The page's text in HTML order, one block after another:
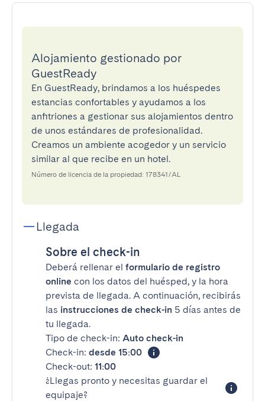
Alojamiento gestionado por
GuestReady
En GuestReady, brindamos a los huéspedes
estancias confortables y ayudamos a los
anfitriones a gestionar sus alojamientos dentro
de unos estándares de profesionalidad.
Creamos un ambiente acogedor y un servicio
similar al que recibe en un hotel.
Número de licencia de la propiedad: 178341/AL
Llegada
Sobre el check-in
Deberá rellenar el formulario de registro
online con los datos del huésped, y la hora
prevista de llegada. A continuación, recibirás
las instrucciones de check-in 5 días antes de
tu llegada.
Tipo de check-in: Auto check-in
Check-in: desde 15:00
Check-out: 11:00
¿Llegas pronto y necesitas guardar el
equipaje?